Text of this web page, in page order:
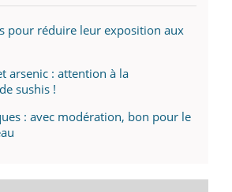
pour réduire leur exposition aux
arsenic : attention à la
sushis !
: avec modération, bon pour le